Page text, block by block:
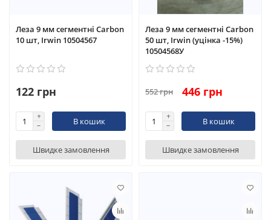
Леза 9 мм сегментні Carbon
10 шт, Irwin 10504567
122 грн
В кошик
Швидке замовлення
Леза 9 мм сегментні Carbon
50 шт, Irwin (уцінка -15%)
10504568У
552 грн 446 грн
В кошик
Швидке замовлення